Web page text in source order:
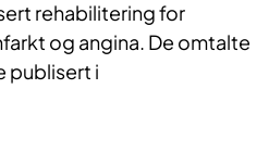
rehabilitering for
og angina. De omtalte
publisert i